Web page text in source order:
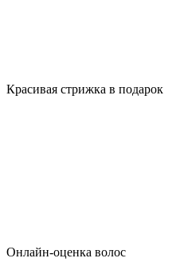
Красивая стрижка в подарок
Онлайн-оценка волос